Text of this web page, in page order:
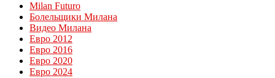
Milan Futuro
Болельщики Милана
Видео Милана
Евро 2012
Евро 2016
Евро 2020
Евро 2024